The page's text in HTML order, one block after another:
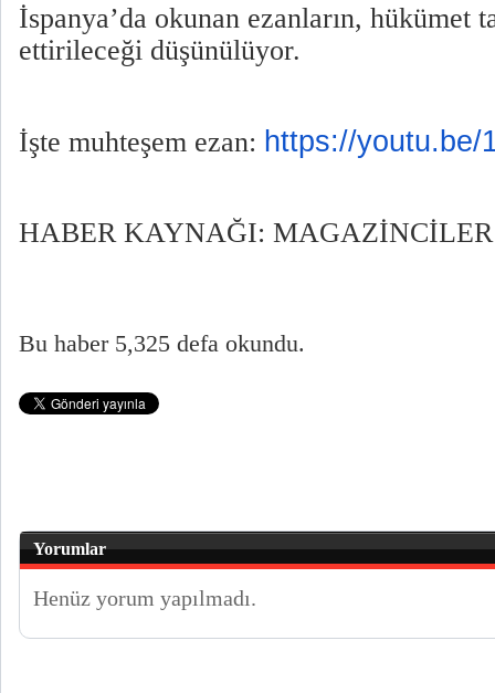
İspanya’da okunan ezanların, hükümet
ettirileceği düşünülüyor.
İşte muhteşem ezan: https://youtu.be/
HABER KAYNAĞI:
Bu haber 5,325 defa okundu.
Yorumlar
Henüz yorum yapılmadı.